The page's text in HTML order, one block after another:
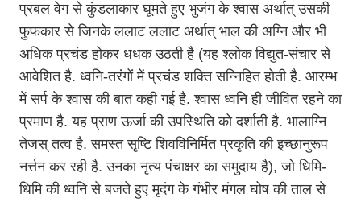
प्रबल वेग से कुंडलाकार घूमते हुए भुजंग के श्वास अर्थात् उसकी
फुफकार से जिनके ललाट ललाट अर्थात् भाल की अग्नि और भी
अधिक प्रचंड होकर धधक उठती है (यह श्लोक विद्युत-संचार से
आवेशित है. ध्वनि-तरंगों में प्रचंड शक्ति सन्निहित होती है. आरम्भ
में सर्प के श्वास की बात कही गई है. श्वास ध्वनि ही जीवित रहने का
प्रमाण है. यह प्राण ऊर्जा की उपस्थिति को दर्शाती है. भालाग्नि
तेजस् तत्व है. समस्त सृष्टि शिवविनिर्मित प्रकृति की इच्छानुरूप
नर्त्तन कर रही है. उनका नृत्य पंचाक्षर का समुदाय है), जो धिमि-
धिमि की ध्वनि से बजते हुए मृदंग के गंभीर मंगल घोष की ताल से